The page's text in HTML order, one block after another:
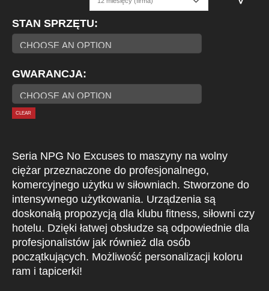
STAN SPRZĘTU
GWARANCJA
CLEAR
Seria NPG No Excuses to maszyny na wolny
ciężar przeznaczone do profesjonalnego,
komercyjnego użytku w siłowniach. Stworzone do
intensywnego użytkowania. Urządzenia są
doskonałą propozycją dla klubu fitness, siłowni czy
hotelu. Dzięki łatwej obsłudze są odpowiednie dla
profesjonalistów jak również dla osób
początkujących. Możliwość personalizacji koloru
ram i tapicerki!